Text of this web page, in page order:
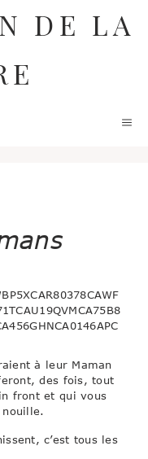
DE LA
à leur Maman
des fois, tout
front et qui vous
nouille.
c’est tous les